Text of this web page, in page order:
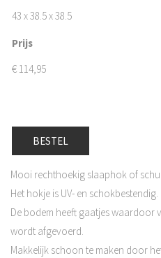
43 x 38.5 x 38.5
Prijs
€ 114,95
BESTEL
Mooi rechthoekig slaaphok of
Het hokje is UV- en schokbestendig.
De bodem heeft gaatjes waardoor
wordt afgevoerd.
Makkelijk schoon te maken door